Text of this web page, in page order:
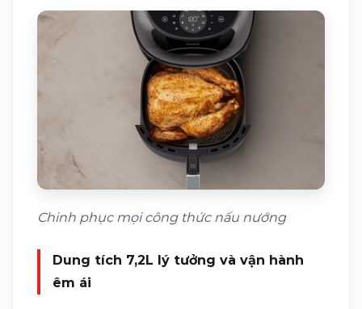
Chinh phục mọi công thức nấu nướng
Dung tích 7,2L lý tưởng và vận hành
êm ái